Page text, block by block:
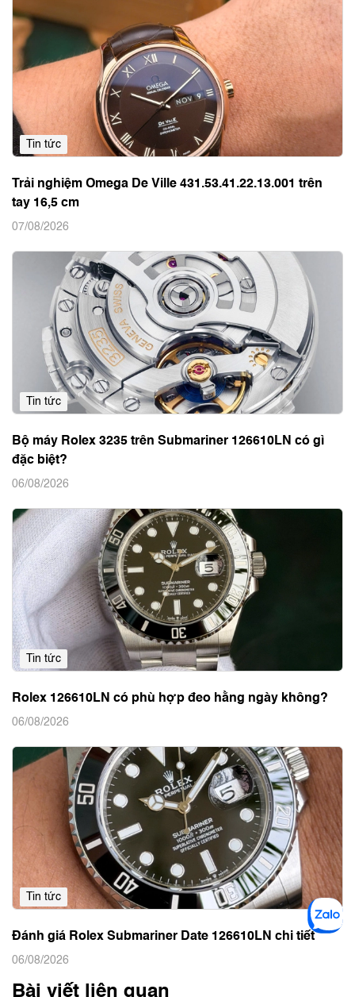
Tin tức
Trải nghiệm Omega De Ville 431.53.41.22.13.001 trên
tay 16,5 cm
07/08/2026
Tin tức
Bộ máy Rolex 3235 trên Submariner 126610LN có gì
đặc biệt?
06/08/2026
Tin tức
Rolex 126610LN có phù hợp đeo hằng ngày không?
06/08/2026
Tin tức
Đánh giá Rolex Submariner Date 126610LN chi tiết
06/08/2026
Bài viết liên quan